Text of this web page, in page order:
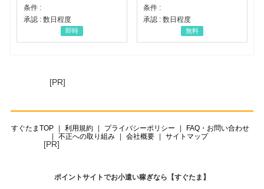
条件 :
承認 : 数日程度
即時
条件 :
承認 : 数日程度
無料
[PR]
すぐたまTOP 利用規約 プライバシーポリシー
FAQ・お問い合わせ
不正への取り組み
会社概要 サイトマップ
[PR]
ポイントサイトでお小遣い稼ぎなら【すぐたま】